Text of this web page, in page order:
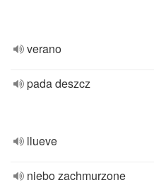
verano
pada deszcz
llueve
niebo zachmurzone